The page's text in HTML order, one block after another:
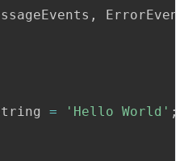
,
= 'Hello World' ;